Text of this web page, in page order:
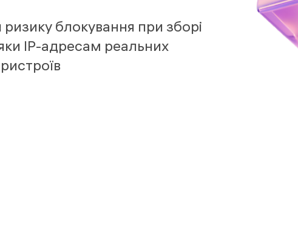
блокування при зборі
IP-адресам реальних